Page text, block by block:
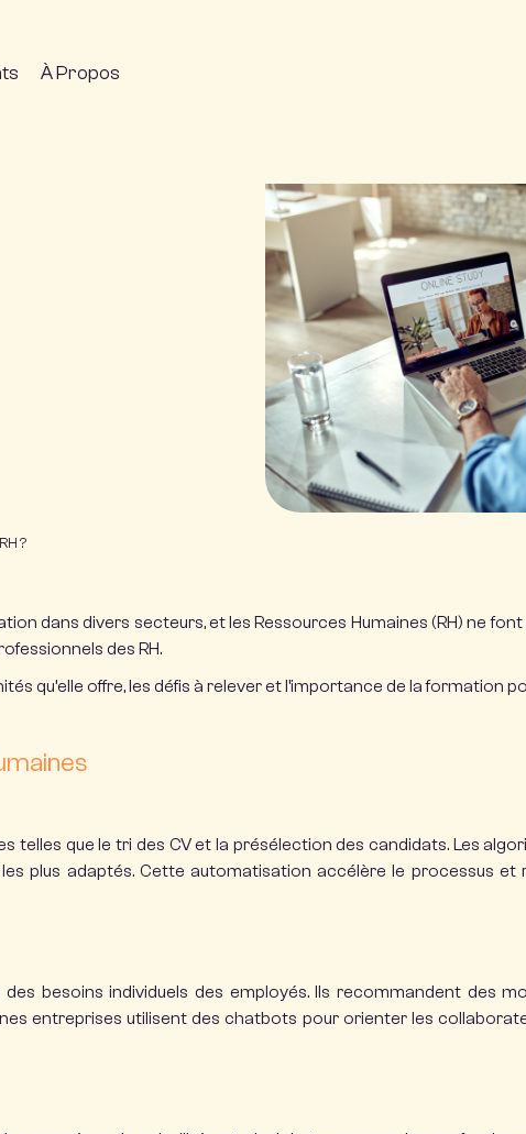
À Propos
?
dans divers secteurs, et les Ressources Humaines (RH) ne
des RH.
qu’elle offre, les défis à relever et l’importance de la formation
telles que le tri des CV et la présélection des candidats. Les
plus adaptés. Cette automatisation accélère le processus et
besoins individuels des employés. Ils recommandent des
entreprises utilisent des chatbots pour orienter les